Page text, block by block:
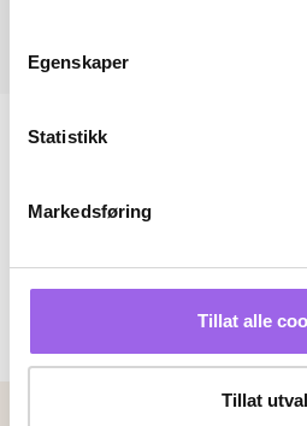
Egenskaper
Statistikk
Markedsføring
Tillat alle
Tillat